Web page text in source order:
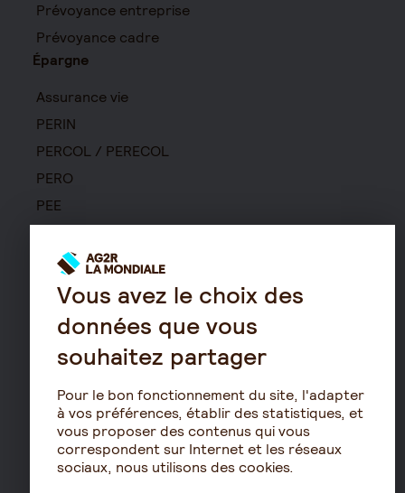
Prévoyance entreprise
Prévoyance cadre
Épargne
Assurance vie
PERIN
PERCOL / PERECOL
PERO
PEE
Rente viagère
Résidence avec services
pour seniors
Le fonctionnement de
la retraite
Les démarches de départ
à la retraite
Le calcul de la retraite
Vous avez le choix des
données que vous
souhaitez partager
Pour le bon fonctionnement du site, l'adapter
à vos préférences, établir des statistiques, et
vous proposer des contenus qui vous
correspondent sur Internet et les réseaux
sociaux, nous utilisons des cookies.